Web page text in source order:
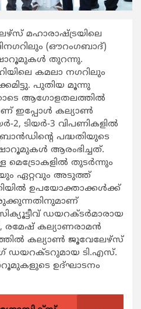
മഹാരാഷ്ട്രയിലെ
(ഔറംഗബാദ്)
തുറന്നു.
കമലാ നഗറിലും
പുതിയ മൂന്നു
ആഗോളതലത്തില്‍
ഇപ്പോള്‍ കല്യാണ്‍
2, ടിയര്‍-3 വിപണികളില്‍
പദ്ധതിയുടെ
ആരംഭിച്ചത്.
തുടര്‍ന്നും
ഏറ്റവും അടുത്ത്
ഉപയോക്താക്കള്‍ക്ക്
ഡയറക്ടര്‍മാരായ
രമേഷ് കല്യാണരാമന്‍
കല്യാണ്‍ ജൂവേലേഴ്സ്
ഡയറക്ടറുമായ ടി.എസ്.
ഉദ്ഘാടനം